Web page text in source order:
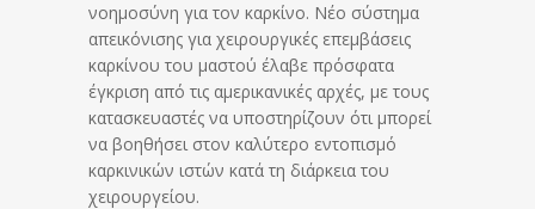
νοημοσύνη για τον καρκίνο. Νέο σύστημα
απεικόνισης για χειρουργικές επεμβάσεις
καρκίνου του μαστού έλαβε πρόσφατα
έγκριση από τις αμερικανικές αρχές, με τους
κατασκευαστές να υποστηρίζουν ότι μπορεί
να βοηθήσει στον καλύτερο εντοπισμό
καρκινικών ιστών κατά τη διάρκεια του
χειρουργείου.